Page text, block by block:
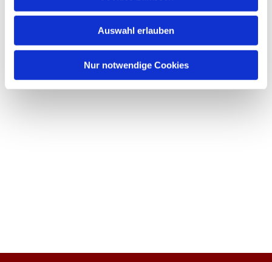
Auswahl erlauben
Nur notwendige Cookies